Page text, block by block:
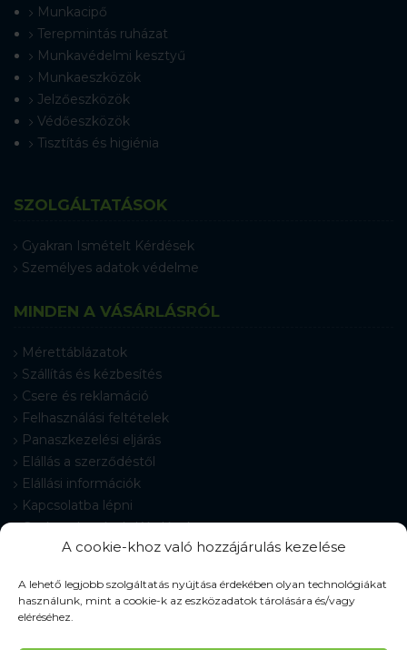
A cookie-khoz való hozzájárulás kezelése
A lehető legjobb szolgáltatás nyújtása érdekében olyan technológiákat
használunk, mint a cookie-k az eszközadatok tárolására és/vagy
eléréséhez.
Munkacipő
Terepmintás ruházat
Munkavédelmi kesztyű
Munkaeszközök
Jelzőeszközök
Védőeszközök
Tisztítás és higiénia
SZOLGÁLTATÁSOK
Gyakran Ismételt Kérdések
Személyes adatok védelme
MINDEN A VÁSÁRLÁSRÓL
Mérettáblázatok
Szállítás és kézbesítés
Csere és reklamáció
Felhasználási feltételek
Panaszkezelési eljárás
Elállás a szerződéstől
Elállási információk
Kapcsolatba lépni
Gyakran Ismételt Kérdések
Cookie-beállítások